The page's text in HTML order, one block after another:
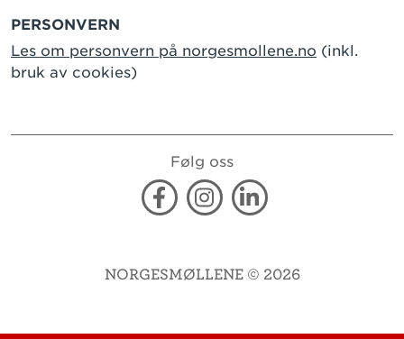
PERSONVERN
Les om personvern på norgesmollene.no (inkl.
bruk av cookies)
Følg oss
FacebookInstagramLinkedin
NORGESMØLLENE © 2026